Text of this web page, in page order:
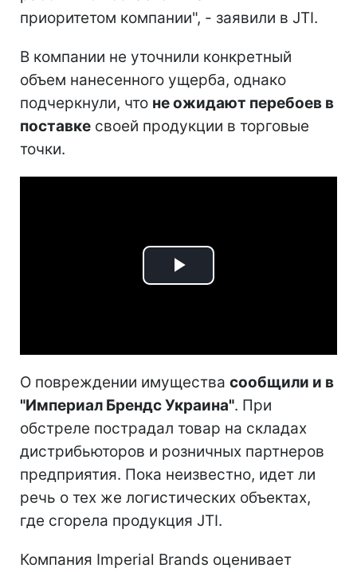
приоритетом компании", - заявили в JTI.
В компании не уточнили конкретный
объем нанесенного ущерба, однако
подчеркнули, что не ожидают перебоев в
поставке своей продукции в торговые
точки.
Play
О повреждении имущества сообщили и в
"Империал Брендс Украина". При
обстреле пострадал товар на складах
дистрибьюторов и розничных партнеров
предприятия. Пока неизвестно, идет ли
речь о тех же логистических объектах,
где сгорела продукция JTI.
Компания Imperial Brands оценивает